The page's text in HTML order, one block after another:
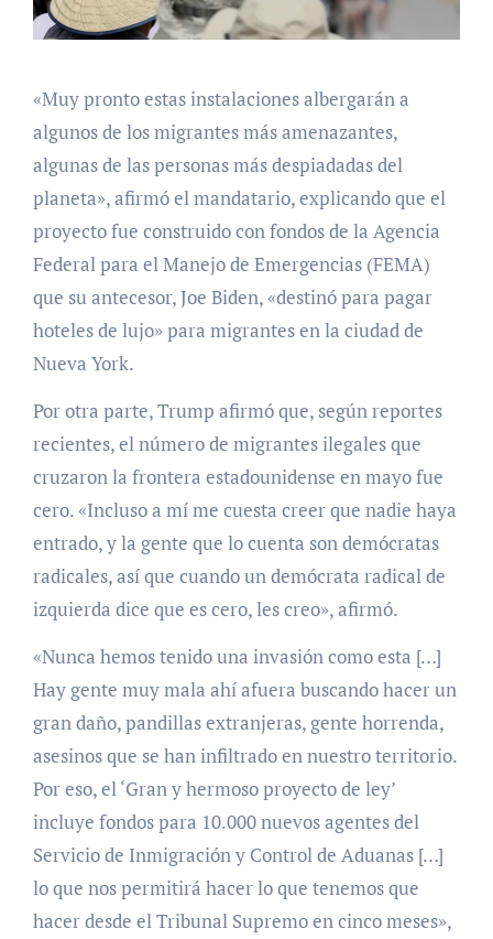
«Muy pronto estas instalaciones albergarán a
algunos de los migrantes más amenazantes,
algunas de las personas más despiadadas del
planeta», afirmó el mandatario, explicando que el
proyecto fue construido con fondos de la Agencia
Federal para el Manejo de Emergencias (FEMA)
que su antecesor, Joe Biden, «destinó para pagar
hoteles de lujo» para migrantes en la ciudad de
Nueva York.
Por otra parte, Trump afirmó que, según reportes
recientes, el número de migrantes ilegales que
cruzaron la frontera estadounidense en mayo fue
cero. «Incluso a mí me cuesta creer que nadie haya
entrado, y la gente que lo cuenta son demócratas
radicales, así que cuando un demócrata radical de
izquierda dice que es cero, les creo», afirmó.
«Nunca hemos tenido una invasión como esta […]
Hay gente muy mala ahí afuera buscando hacer un
gran daño, pandillas extranjeras, gente horrenda,
asesinos que se han infiltrado en nuestro territorio.
Por eso, el ‘Gran y hermoso proyecto de ley’
incluye fondos para 10.000 nuevos agentes del
Servicio de Inmigración y Control de Aduanas […]
lo que nos permitirá hacer lo que tenemos que
hacer desde el Tribunal Supremo en cinco meses»,